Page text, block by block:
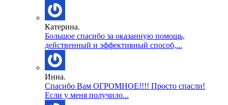
Катерина.
Большое спасибо за оказанную помощь,
действенный и эффективный способ,...
Инна.
Спасибо Вам ОГРОМНОЕ!!!! Просто спасли!
Если у меня получило...